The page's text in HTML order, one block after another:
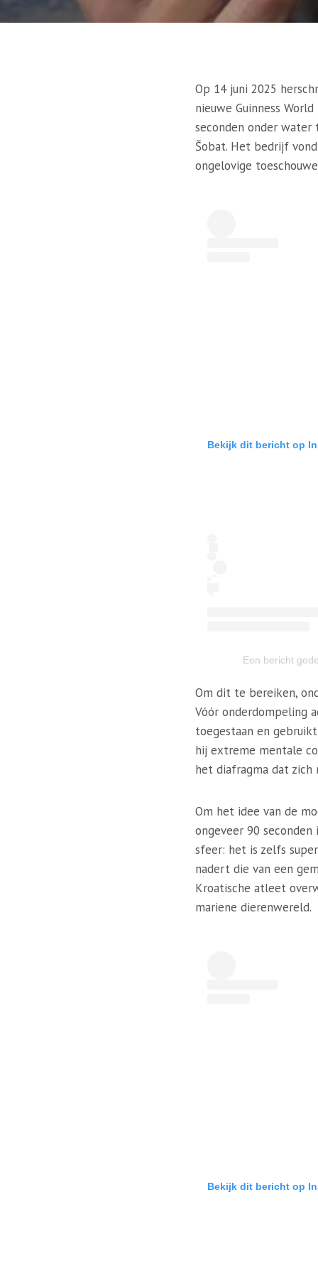
Op 14 juni 2025
nieuwe Guinness
seconden onder
Šobat. Het bedrijf
ongelovige
Bekijk dit bericht op
Een bericht
Om dit te bereiken,
Vóór onderdompeling
toegestaan ​​en
hij extreme mentale
het diafragma dat zich
Om het idee van de
ongeveer 90
sfeer: het is zelfs
nadert die van een
Kroatische atleet
mariene dierenwereld.
Bekijk dit bericht op